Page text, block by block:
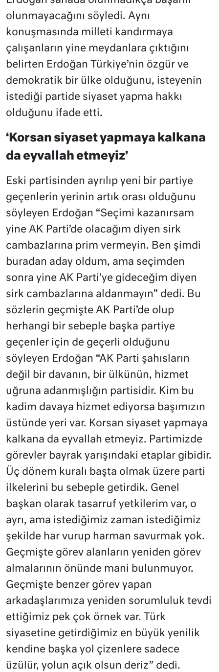
olunmayacağını söyledi. Aynı
konuşmasında milleti kandırmaya
çalışanların yine meydanlara çıktığını
belirten Erdoğan Türkiye’nin özgür ve
demokratik bir ülke olduğunu, isteyenin
istediği partide siyaset yapma hakkı
olduğunu ifade etti.
‘Korsan siyaset yapmaya kalkana
da eyvallah etmeyiz’
Eski partisinden ayrılıp yeni bir partiye
geçenlerin yerinin artık orası olduğunu
söyleyen Erdoğan “Seçimi kazanırsam
yine AK Parti’de olacağım diyen sirk
cambazlarına prim vermeyin. Ben şimdi
buradan aday oldum, ama seçimden
sonra yine AK Parti’ye gideceğim diyen
sirk cambazlarına aldanmayın” dedi. Bu
sözlerin geçmişte AK Parti’de olup
herhangi bir sebeple başka partiye
geçenler için de geçerli olduğunu
söyleyen Erdoğan “AK Parti şahısların
değil bir davanın, bir ülkünün, hizmet
uğruna adanmışlığın partisidir. Kim bu
kadim davaya hizmet ediyorsa başımızın
üstünde yeri var. Korsan siyaset yapmaya
kalkana da eyvallah etmeyiz. Partimizde
görevler bayrak yarışındaki etaplar gibidir.
Üç dönem kuralı başta olmak üzere parti
ilkelerini bu sebeple getirdik. Genel
başkan olarak tasarruf yetkilerim var, o
ayrı, ama istediğimiz zaman istediğimiz
şekilde har vurup harman savurmak yok.
Geçmişte görev alanların yeniden görev
almalarının önünde mani bulunmuyor.
Geçmişte benzer görev yapan
arkadaşlarımıza yeniden sorumluluk tevdi
ettiğimiz pek çok örnek var. Türk
siyasetine getirdiğimiz en büyük yenilik
kendine başka yol çizenlere sadece
üzülür, yolun açık olsun deriz” dedi.